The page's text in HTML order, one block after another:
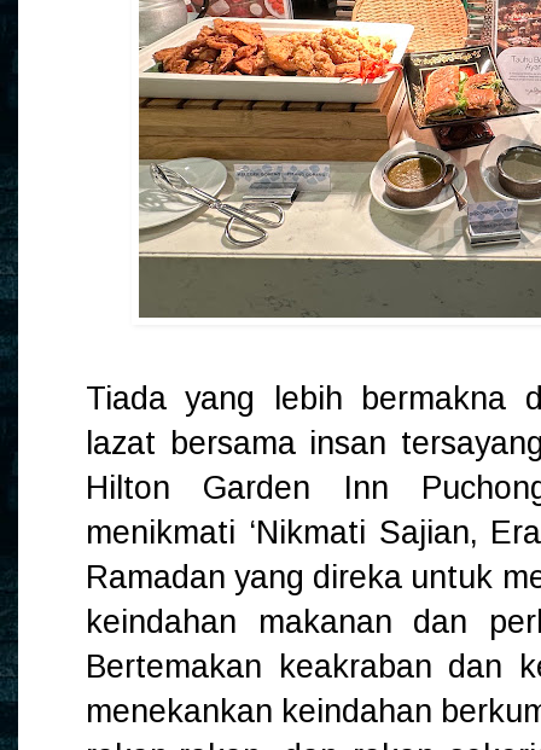
Tiada yang lebih bermakna
lazat bersama insan
Hilton Garden Inn
menikmati ‘Nikmati Sajian,
Ramadan yang direka untuk
keindahan makanan dan
Bertemakan keakraban dan
menekankan keindahan